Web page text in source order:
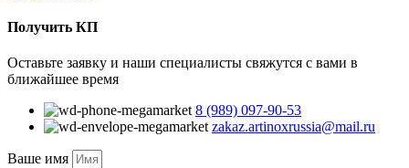
Получить КП
Оставьте заявку и наши специалисты свяжутся с вами в
ближайшее время
8 (989) 097-90-53
zakaz.artinoxrussia@mail.ru
Ваше имя